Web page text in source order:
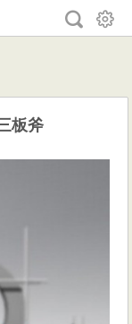
板斧